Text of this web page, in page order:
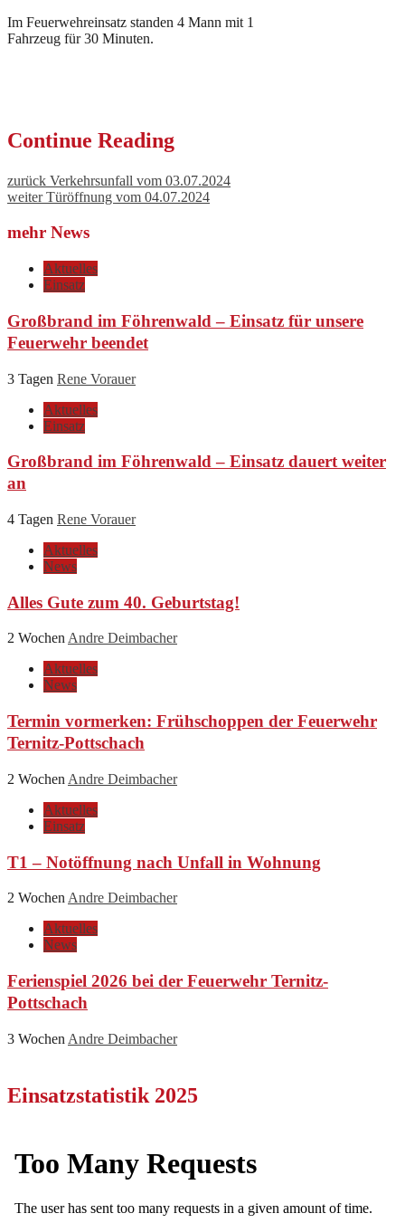
Im Feuerwehreinsatz standen 4 Mann mit 1
Fahrzeug für 30 Minuten.
Continue Reading
zurück Verkehrsunfall vom 03.07.2024
weiterTüröffnung vom 04.07.2024
mehr News
Aktuelles
Einsatz
Großbrand im Föhrenwald – Einsatz für unsere
Feuerwehr beendet
3 Tagen Rene Vorauer
Aktuelles
Einsatz
Großbrand im Föhrenwald – Einsatz dauert weiter
an
4 Tagen Rene Vorauer
Aktuelles
News
Alles Gute zum 40. Geburtstag!
2 Wochen Andre Deimbacher
Aktuelles
News
Termin vormerken: Frühschoppen der Feuerwehr
Ternitz-Pottschach
2 Wochen Andre Deimbacher
Aktuelles
Einsatz
T1 – Notöffnung nach Unfall in Wohnung
2 Wochen Andre Deimbacher
Aktuelles
News
Ferienspiel 2026 bei der Feuerwehr Ternitz-
Pottschach
3 Wochen Andre Deimbacher
Einsatzstatistik 2025